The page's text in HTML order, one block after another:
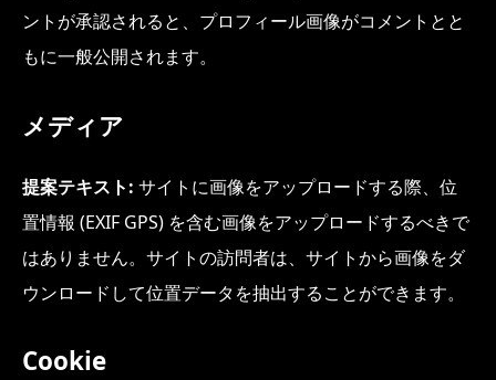
ントが承認されると、プロフィール画像がコメントとと
もに一般公開されます。
メディア
提案テキスト: サイトに画像をアップロードする際、位
置情報 (EXIF GPS) を含む画像をアップロードするべきで
はありません。サイトの訪問者は、サイトから画像をダ
ウンロードして位置データを抽出することができます。
Cookie